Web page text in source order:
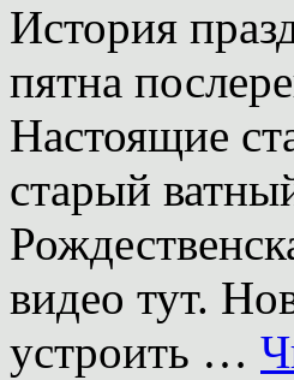
История
пятна
Настоящие
старый
видео тут.
устроить …